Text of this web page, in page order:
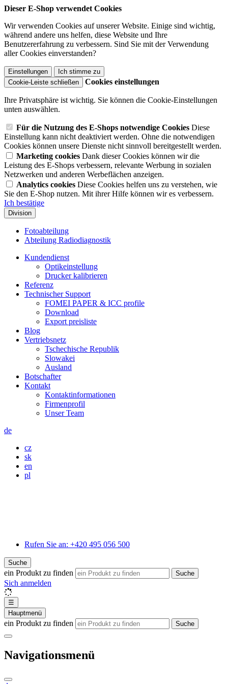
Dieser E-Shop verwendet Cookies
Wir verwenden Cookies auf unserer Website. Einige sind wichtig,
während andere uns helfen, diese Website und Ihre
Benutzererfahrung zu verbessern. Sind Sie mit der Verwendung
aller Cookies einverstanden?
Einstellungen
Ich stimme zu
Cookie-Leiste schließen
Cookies einstellungen
Ihre Privatsphäre ist wichtig. Sie können die Cookie-Einstellungen
unten auswählen.
Für die Nutzung des E-Shops notwendige Cookies Diese
Einstellung kann nicht deaktiviert werden. Ohne die notwendigen
Cookies können unsere Dienste nicht sinnvoll bereitgestellt werden.
Marketing cookies Dank dieser Cookies können wir die
Leistung des E-Shops verbessern, relevante Werbung in sozialen
Netzwerken und anderen Werbeflächen anzeigen.
Analytics cookies Diese Cookies helfen uns zu verstehen, wie
Sie den E-Shop nutzen. Mit ihrer Hilfe können wir es verbessern.
Ich bestätige
Division
Fotoabteilung
Abteilung Radiodiagnostik
Kundendienst
Optikeinstellung
Drucker kalibrieren
Referenz
Technischer Support
FOMEI PAPER & ICC profile
Download
Export preisliste
Blog
Vertriebsnetz
Tschechische Republik
Slowakei
Ausland
Botschafter
Kontakt
Kontaktinformationen
Firmenprofil
Unser Team
de
cz
sk
en
pl
Rufen Sie an: +420 495 056 500
Suche
ein Produkt zu finden Suche
Sich anmelden
☰
Hauptmenü
ein Produkt zu finden Suche
Navigationsmenü